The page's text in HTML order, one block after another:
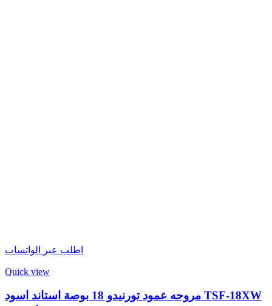
اطلب عبر الواتساب
Quick view
مروحه عمود تورنيدو 18 بوصة استاند اسود TSF-18XW